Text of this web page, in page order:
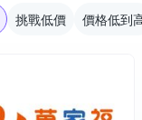
挑戰低價 價格低到